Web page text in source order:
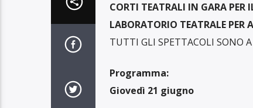
CORTI TEATRALI IN GARA PER
LABORATORIO TEATRALE PER
TUTTI GLI SPETTACOLI SONO A
Programma:
Giovedì 21 giugno